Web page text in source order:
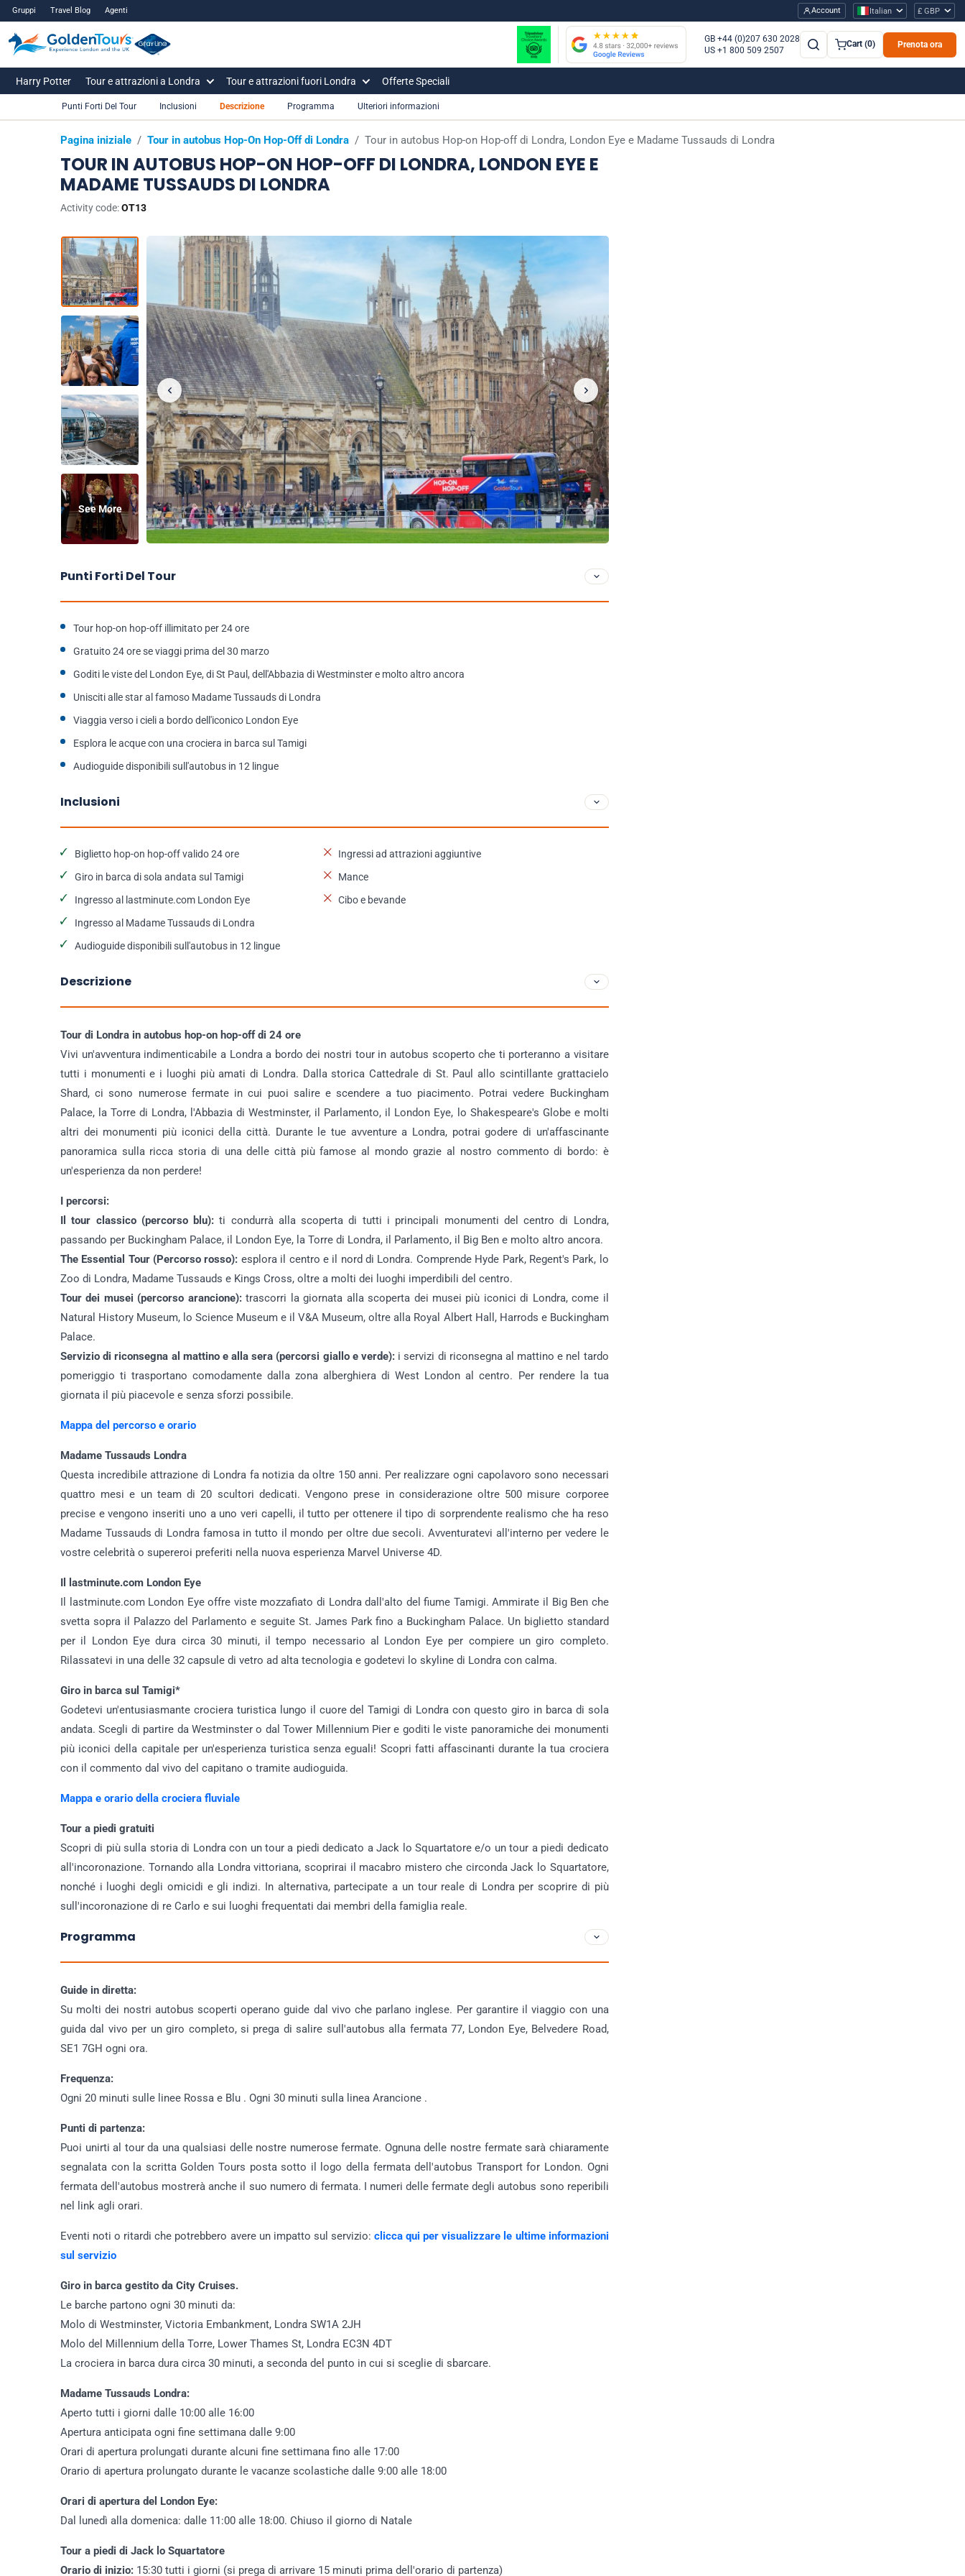
Gruppi Travel Blog Agenti Account Italian £ GBP
GB +44 (0)207 630 2028
US +1 800 509 2507
Cart (0) Prenota ora
Harry Potter Tour e attrazioni a Londra Tour e attrazioni fuori Londra Offerte Speciali
Pagina iniziale / Tour in autobus Hop-On Hop-Off di Londra / Tour in autobus Hop-on Hop-off di Londra, London Eye e Madame Tussauds di Londra
TOUR IN AUTOBUS HOP-ON HOP-OFF DI LONDRA, LONDON EYE E
MADAME TUSSAUDS DI LONDRA
Activity code:OT13
See More
Punti Forti Del Tour Inclusioni Descrizione Programma Ulteriori informazioni
Punti Forti Del Tour
Tour hop-on hop-off illimitato per 24 ore
Gratuito 24 ore se viaggi prima del 30 marzo
Goditi le viste del London Eye, di St Paul, dell'Abbazia di Westminster e molto altro ancora
Unisciti alle star al famoso Madame Tussauds di Londra
Viaggia verso i cieli a bordo dell'iconico London Eye
Esplora le acque con una crociera in barca sul Tamigi
Audioguide disponibili sull'autobus in 12 lingue
Inclusioni
Biglietto hop-on hop-off valido 24 ore
Giro in barca di sola andata sul Tamigi
Ingresso al lastminute.com London Eye
Ingresso al Madame Tussauds di Londra
Audioguide disponibili sull'autobus in 12 lingue
Ingressi ad attrazioni aggiuntive
Mance
Cibo e bevande
Descrizione
Tour di Londra in autobus hop-on hop-off di 24 ore
Vivi un'avventura indimenticabile a Londra a bordo dei nostri tour in autobus scoperto che ti porteranno a visitare
tutti i monumenti e i luoghi più amati di Londra. Dalla storica Cattedrale di St. Paul allo scintillante grattacielo
Shard, ci sono numerose fermate in cui puoi salire e scendere a tuo piacimento. Potrai vedere Buckingham
Palace, la Torre di Londra, l'Abbazia di Westminster, il Parlamento, il London Eye, lo Shakespeare's Globe e molti
altri dei monumenti più iconici della città. Durante le tue avventure a Londra, potrai godere di un'affascinante
panoramica sulla ricca storia di una delle città più famose al mondo grazie al nostro commento di bordo: è
un'esperienza da non perdere!
I percorsi:
Il tour classico (percorso blu): ti condurrà alla scoperta di tutti i principali monumenti del centro di Londra,
passando per Buckingham Palace, il London Eye, la Torre di Londra, il Parlamento, il Big Ben e molto altro ancora.
The Essential Tour (Percorso rosso): esplora il centro e il nord di Londra. Comprende Hyde Park, Regent's Park, lo
Zoo di Londra, Madame Tussauds e Kings Cross, oltre a molti dei luoghi imperdibili del centro.
Tour dei musei (percorso arancione):trascorri la giornata alla scoperta dei musei più iconici di Londra, come il
Natural History Museum, lo Science Museum e il V&A Museum, oltre alla Royal Albert Hall, Harrods e Buckingham
Palace.
Servizio di riconsegna al mattino e alla sera (percorsi giallo e verde): i servizi di riconsegna al mattino e nel tardo
pomeriggio ti trasportano comodamente dalla zona alberghiera di West London al centro. Per rendere la tua
giornata il più piacevole e senza sforzi possibile.
Mappa del percorso e orario
Madame Tussauds Londra
Questa incredibile attrazione di Londra fa notizia da oltre 150 anni. Per realizzare ogni capolavoro sono necessari
quattro mesi e un team di 20 scultori dedicati. Vengono prese in considerazione oltre 500 misure corporee
precise e vengono inseriti uno a uno veri capelli, il tutto per ottenere il tipo di sorprendente realismo che ha reso
Madame Tussauds di Londra famosa in tutto il mondo per oltre due secoli. Avventuratevi all'interno per vedere le
vostre celebrità o supereroi preferiti nella nuova esperienza Marvel Universe 4D.
Il lastminute.com London Eye
Il lastminute.com London Eye offre viste mozzafiato di Londra dall'alto del fiume Tamigi. Ammirate il Big Ben che
svetta sopra il Palazzo del Parlamento e seguite St. James Park fino a Buckingham Palace. Un biglietto standard
per il London Eye dura circa 30 minuti, il tempo necessario al London Eye per compiere un giro completo.
Rilassatevi in una delle 32 capsule di vetro ad alta tecnologia e godetevi lo skyline di Londra con calma.
Giro in barca sul Tamigi*
Godetevi un'entusiasmante crociera turistica lungo il cuore del Tamigi di Londra con questo giro in barca di sola
andata. Scegli di partire da Westminster o dal Tower Millennium Pier e goditi le viste panoramiche dei monumenti
più iconici della capitale per un'esperienza turistica senza eguali! Scopri fatti affascinanti durante la tua crociera
con il commento dal vivo del capitano o tramite audioguida.
Mappa e orario della crociera fluviale
Tour a piedi gratuiti
Scopri di più sulla storia di Londra con un tour a piedi dedicato a Jack lo Squartatore e/o un tour a piedi dedicato
all'incoronazione. Tornando alla Londra vittoriana, scoprirai il macabro mistero che circonda Jack lo Squartatore,
nonché i luoghi degli omicidi e gli indizi. In alternativa, partecipate a un tour reale di Londra per scoprire di più
sull'incoronazione di re Carlo e sui luoghi frequentati dai membri della famiglia reale.
Programma
Guide in diretta:
Su molti dei nostri autobus scoperti operano guide dal vivo che parlano inglese. Per garantire il viaggio con una
guida dal vivo per un giro completo, si prega di salire sull'autobus alla fermata 77, London Eye, Belvedere Road,
SE1 7GH ogni ora.
Frequenza:
Ogni 20 minuti sulle linee Rossa e Blu . Ogni 30 minuti sulla linea Arancione .
Punti di partenza:
Puoi unirti al tour da una qualsiasi delle nostre numerose fermate. Ognuna delle nostre fermate sarà chiaramente
segnalata con la scritta Golden Tours posta sotto il logo della fermata dell'autobus Transport for London. Ogni
fermata dell'autobus mostrerà anche il suo numero di fermata. I numeri delle fermate degli autobus sono reperibili
nel link agli orari.
Eventi noti o ritardi che potrebbero avere un impatto sul servizio:clicca qui per visualizzare le ultime informazioni
sul servizio
Giro in barca gestito da City Cruises.
Le barche partono ogni 30 minuti da:
Molo di Westminster, Victoria Embankment, Londra SW1A 2JH
Molo del Millennium della Torre, Lower Thames St, Londra EC3N 4DT
La crociera in barca dura circa 30 minuti, a seconda del punto in cui si sceglie di sbarcare.
Madame Tussauds Londra:
Aperto tutti i giorni dalle 10:00 alle 16:00
Apertura anticipata ogni fine settimana dalle 9:00
Orari di apertura prolungati durante alcuni fine settimana fino alle 17:00
Orario di apertura prolungato durante le vacanze scolastiche dalle 9:00 alle 18:00
Orari di apertura del London Eye:
Dal lunedì alla domenica: dalle 11:00 alle 18:00. Chiuso il giorno di Natale
Tour a piedi di Jack lo Squartatore
Orario di inizio: 15:30 tutti i giorni (si prega di arrivare 15 minuti prima dell'orario di partenza)